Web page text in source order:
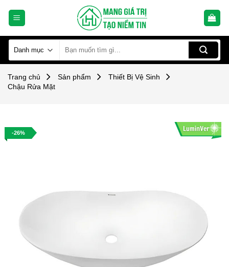
kiếm:
Trang chủ Sản phẩm
Thiết Bị Vệ Sinh
Chậu Rửa Mặt
-26%